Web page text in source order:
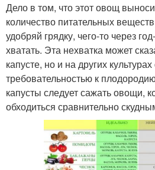
Дело в том, что этот овощ
количество питательных
удобряй грядку, чего-то через
хватать. Эта нехватка может
капусте, но и на других
требовательностью к
капусты следует сажать овощи,
обходиться сравнительно